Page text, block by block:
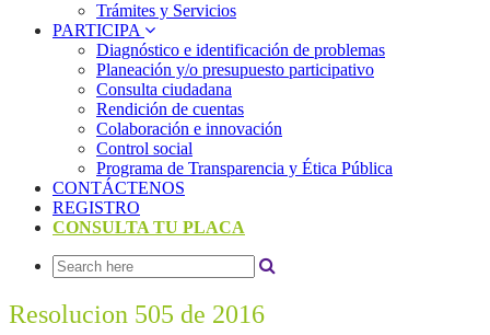
Trámites y Servicios
PARTICIPA
Diagnóstico e identificación de problemas
Planeación y/o presupuesto participativo​
Consulta ciudadana
Rendición de cuentas
Colaboración e innovación
Control social
Programa de Transparencia y Ética Pública
CONTÁCTENOS
REGISTRO
CONSULTA TU PLACA
Resolucion 505 de 2016